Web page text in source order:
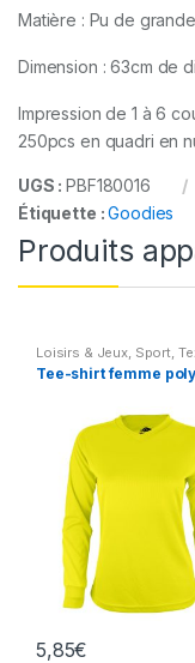
Matière : Pu de
Dimension : 63cm de
Impression de 1 à 6
250pcs en quadri en
UGS :PBF180016
Étiquette :Goodies
Produits
Loisirs & Jeux Sport
Tee-shirts & Hauts divers
Tee-shirt femme
5,85€